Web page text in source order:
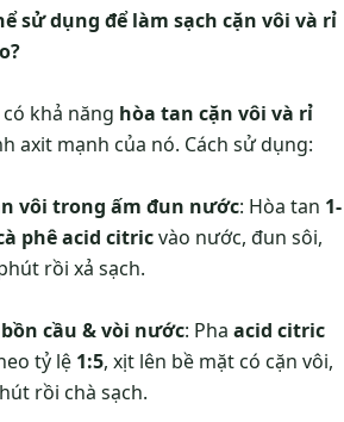
sử dụng để làm sạch cặn vôi và rỉ
có khả năng hòa tan cặn vôi và rỉ
axit mạnh của nó. Cách sử dụng:
vôi trong ấm đun nước: Hòa tan 1-
phê acid citricvào nước, đun sôi,
rồi xả sạch.
cầu & vòi nước: Pha acid citric
tỷ lệ 1:5, xịt lên bề mặt có cặn vôi,
rồi chà sạch.